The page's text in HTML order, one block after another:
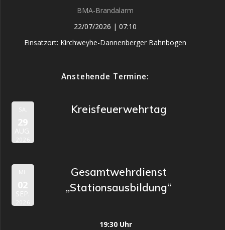
BMA-Brandalarm
22/07/2026 | 07:10
Einsatzort: Kirchweyhe-Dannenberger Bahnbogen
Anstehende Termine:
SA.
29
AUG.
2026
Kreisfeuerwehrtag
MI.
02
SEP.
2026
Gesamtwehrdienst
„Stationsausbildung“
19:30 Uhr